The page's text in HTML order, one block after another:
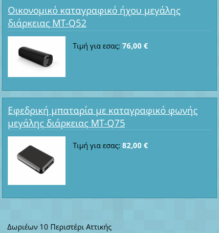
Οικονομικό καταγραφικό ήχου μεγάλης
διάρκειας MT-Q52
Τιμή για εσας: 76,00 €
Εφεδρική μπαταρία με καταγραφικό φωνής
μεγάλης διάρκειας MT-Q75
Τιμή για εσας: 82,00 €
Δωριέων 10 Περιστέρι Αττικής